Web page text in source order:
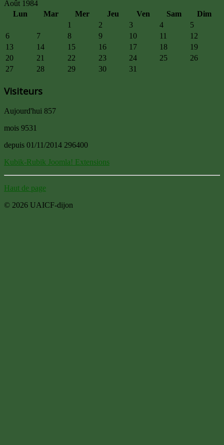
Août 1984
Lun
Mar Mer Jeu Ven Sam
Dim
1
2 3 4
5
6
7 8 9 10 11
12
13
14 15 16 17 18
19
20
21 22 23 24 25
26
27
28 29 30 31
Visiteurs
Aujourd'hui 857
mois 9531
depuis 01/11/2014 296400
Kubik-Rubik Joomla! Extensions
Haut de page
© 2026 UAICF-dijon